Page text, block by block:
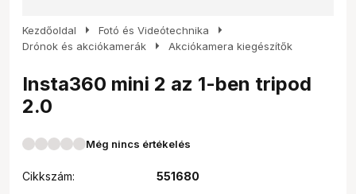
Kezdőoldal arrow_right Fotó és Videótechnika arrow_right
Drónok és akciókamerák arrow_right Akciókamera kiegészítők
Insta360 mini 2 az 1-ben tripod
2.0
Még nincs értékelés
Cikkszám:
551680